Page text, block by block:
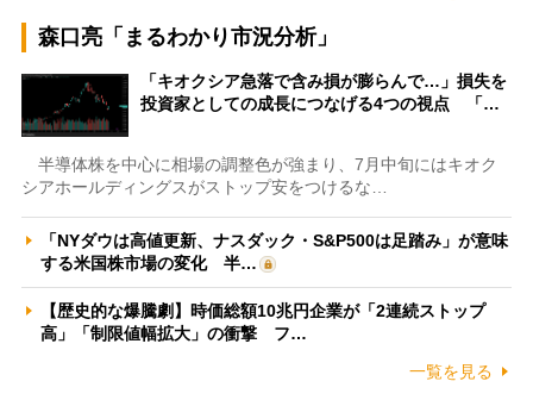
森口亮「まるわかり市況分析」
「キオクシア急落で含み損が膨らんで…」損失を
投資家としての成長につなげる4つの視点 「…
半導体株を中心に相場の調整色が強まり、7月中旬にはキオク
シアホールディングスがストップ安をつけるな…
「NYダウは高値更新、ナスダック・S&P500は足踏み」が意味
する米国株市場の変化 半…
【歴史的な爆騰劇】時価総額10兆円企業が「2連続ストップ
高」「制限値幅拡大」の衝撃 フ…
一覧を見る